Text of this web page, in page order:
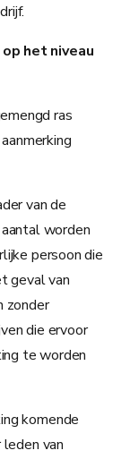
het niveau
ras
van de
worden
persoon die
geval van
zonder
die ervoor
te worden
komende
van